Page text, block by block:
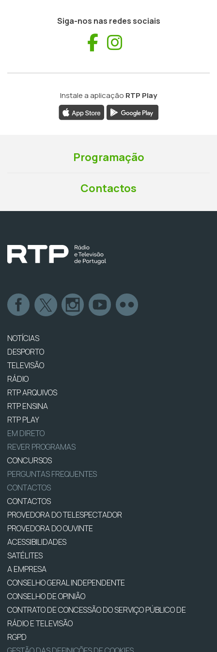
Siga-nos nas redes sociais
Facebook
Instale a aplicação RTP Play
Programação
Contactos
NOTÍCIAS
DESPORTO
TELEVISÃO
RÁDIO
RTP ARQUIVOS
RTP ENSINA
RTP PLAY
EM DIRETO
REVER PROGRAMAS
CONCURSOS
PERGUNTAS FREQUENTES
CONTACTOS
CONTACTOS
PROVEDORA DO TELESPECTADOR
PROVEDORA DO OUVINTE
ACESSIBILIDADES
SATÉLITES
A EMPRESA
CONSELHO GERAL INDEPENDENTE
CONSELHO DE OPINIÃO
CONTRATO DE CONCESSÃO DO SERVIÇO PÚBLICO DE
RÁDIO E TELEVISÃO
RGPD